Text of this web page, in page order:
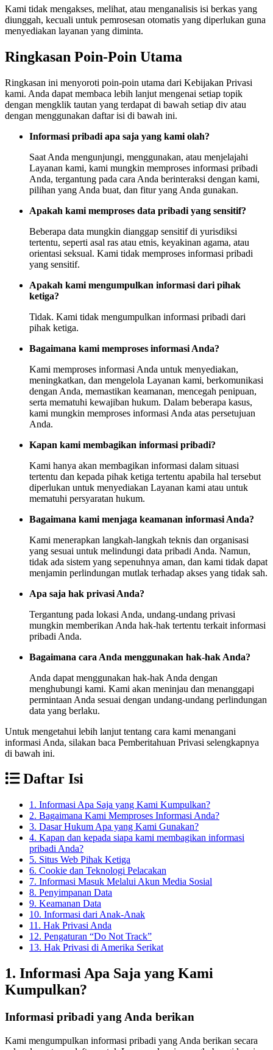
Kami tidak mengakses, melihat, atau menganalisis isi berkas yang
diunggah, kecuali untuk pemrosesan otomatis yang diperlukan guna
menyediakan layanan yang diminta.
Ringkasan Poin-Poin Utama
Ringkasan ini menyoroti poin-poin utama dari Kebijakan Privasi
kami. Anda dapat membaca lebih lanjut mengenai setiap topik
dengan mengklik tautan yang terdapat di bawah setiap div atau
dengan menggunakan daftar isi di bawah ini.
Informasi pribadi apa saja yang kami olah?
Saat Anda mengunjungi, menggunakan, atau menjelajahi
Layanan kami, kami mungkin memproses informasi pribadi
Anda, tergantung pada cara Anda berinteraksi dengan kami,
pilihan yang Anda buat, dan fitur yang Anda gunakan.
Apakah kami memproses data pribadi yang sensitif?
Beberapa data mungkin dianggap sensitif di yurisdiksi
tertentu, seperti asal ras atau etnis, keyakinan agama, atau
orientasi seksual. Kami tidak memproses informasi pribadi
yang sensitif.
Apakah kami mengumpulkan informasi dari pihak
ketiga?
Tidak. Kami tidak mengumpulkan informasi pribadi dari
pihak ketiga.
Bagaimana kami memproses informasi Anda?
Kami memproses informasi Anda untuk menyediakan,
meningkatkan, dan mengelola Layanan kami, berkomunikasi
dengan Anda, memastikan keamanan, mencegah penipuan,
serta mematuhi kewajiban hukum. Dalam beberapa kasus,
kami mungkin memproses informasi Anda atas persetujuan
Anda.
Kapan kami membagikan informasi pribadi?
Kami hanya akan membagikan informasi dalam situasi
tertentu dan kepada pihak ketiga tertentu apabila hal tersebut
diperlukan untuk menyediakan Layanan kami atau untuk
mematuhi persyaratan hukum.
Bagaimana kami menjaga keamanan informasi Anda?
Kami menerapkan langkah-langkah teknis dan organisasi
yang sesuai untuk melindungi data pribadi Anda. Namun,
tidak ada sistem yang sepenuhnya aman, dan kami tidak dapat
menjamin perlindungan mutlak terhadap akses yang tidak sah.
Apa saja hak privasi Anda?
Tergantung pada lokasi Anda, undang-undang privasi
mungkin memberikan Anda hak-hak tertentu terkait informasi
pribadi Anda.
Bagaimana cara Anda menggunakan hak-hak Anda?
Anda dapat menggunakan hak-hak Anda dengan
menghubungi kami. Kami akan meninjau dan menanggapi
permintaan Anda sesuai dengan undang-undang perlindungan
data yang berlaku.
Untuk mengetahui lebih lanjut tentang cara kami menangani
informasi Anda, silakan baca Pemberitahuan Privasi selengkapnya
di bawah ini.
Daftar Isi
1. Informasi Apa Saja yang Kami Kumpulkan?
2. Bagaimana Kami Memproses Informasi Anda?
3. Dasar Hukum Apa yang Kami Gunakan?
4. Kapan dan kepada siapa kami membagikan informasi
pribadi Anda?
5. Situs Web Pihak Ketiga
6. Cookie dan Teknologi Pelacakan
7. Informasi Masuk Melalui Akun Media Sosial
8. Penyimpanan Data
9. Keamanan Data
10. Informasi dari Anak-Anak
11. Hak Privasi Anda
12. Pengaturan “Do Not Track”
13. Hak Privasi di Amerika Serikat
1. Informasi Apa Saja yang Kami
Kumpulkan?
Informasi pribadi yang Anda berikan
Kami mengumpulkan informasi pribadi yang Anda berikan secara